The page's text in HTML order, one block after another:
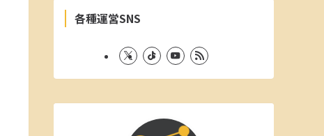
各種運営SNS